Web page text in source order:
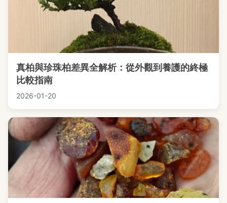
真柏與珍珠柏差異全解析：從外觀到養護的終極
比較指南
2026-01-20